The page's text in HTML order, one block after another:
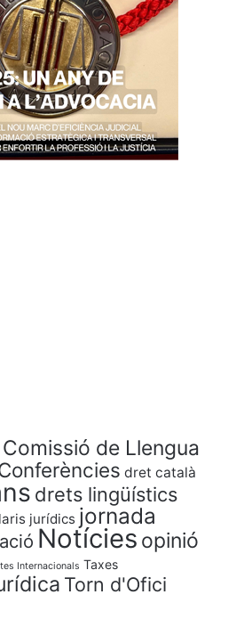
de Llengua
dret català
drets lingüístics
jurídics jornada
Notícies opinió
Internacionals Taxes
Torn d'Ofici